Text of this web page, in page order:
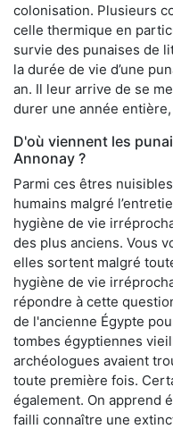
colonisation. Plusieurs
celle thermique en
survie des punaises de
la durée de vie d’une
an. Il leur arrive de se
durer une année
D'où viennent les
Annonay ?
Parmi ces êtres
humains malgré
hygiène de vie
des plus anciens. Vous
elles sortent malgré
hygiène de vie
répondre à cette
de l'ancienne Égypte
tombes égyptiennes
archéologues avaient
toute première fois.
également. On apprend
failli connaître une